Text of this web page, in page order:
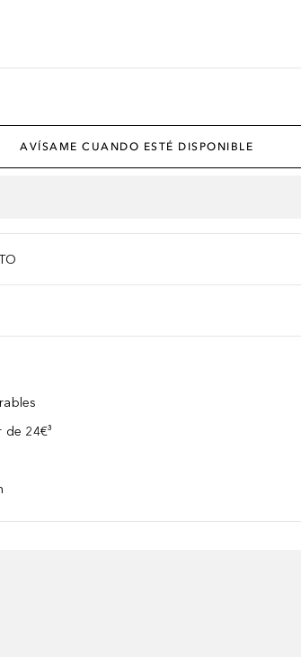
AVÍSAME CUANDO ESTÉ DISPONIBLE
24€³